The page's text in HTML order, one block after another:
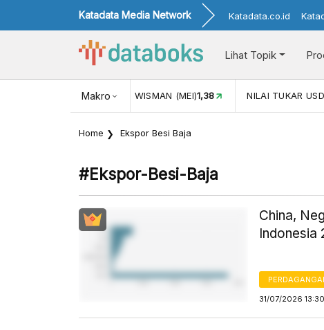
Katadata Media Network Katadata.co.id
Lihat Topik
Makro
KUNJUNGAN WISMAN (MEI)1,38 NILAI TUKAR USD/IDR17.916
Home Ekspor Besi Baja
#ekspor-Besi-Baja
China,
Indonesia
31/07/2026